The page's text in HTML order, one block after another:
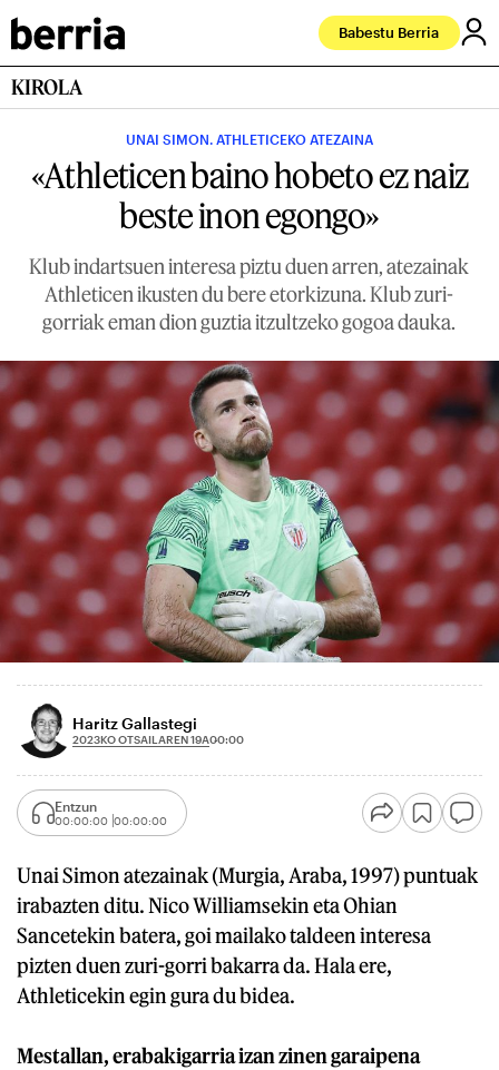
Babestu Berria
KIROLA
UNAI SIMON. ATHLETICEKO ATEZAINA
«Athleticen baino hobeto ez naiz
beste inon egongo»
Klub indartsuen interesa piztu duen arren, atezainak
Athleticen ikusten du bere etorkizuna. Klub zuri-
gorriak eman dion guztia itzultzeko gogoa dauka.
Haritz Gallastegi
2023KO OTSAILAREN 19A00:00
Entzun
00:00:00 00:00:00
Unai Simon atezainak (Murgia, Araba, 1997) puntuak
irabazten ditu. Nico Williamsekin eta Ohian
Sancetekin batera, goi mailako taldeen interesa
pizten duen zuri-gorri bakarra da. Hala ere,
Athleticekin egin gura du bidea.
Mestallan, erabakigarria izan zinen garaipena